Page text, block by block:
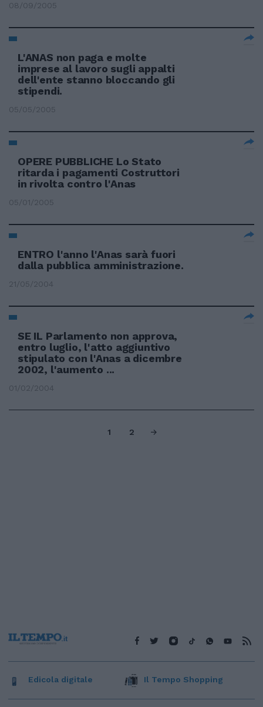
08/09/2005
L'ANAS non paga e molte
imprese al lavoro sugli appalti
dell'ente stanno bloccando gli
stipendi.
05/05/2005
OPERE PUBBLICHE Lo Stato
ritarda i pagamenti Costruttori
in rivolta contro l'Anas
05/01/2005
ENTRO l'anno l'Anas sarà fuori
dalla pubblica amministrazione.
21/05/2004
SE IL Parlamento non approva,
entro luglio, l'atto aggiuntivo
stipulato con l'Anas a dicembre
2002, l'aumento ...
01/02/2004
1 2
Edicola digitale Il Tempo Shopping